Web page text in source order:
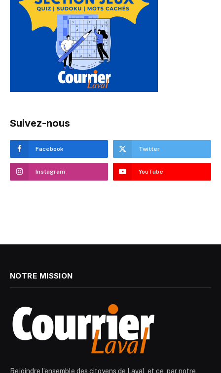
Suivez-nous
Facebook Twitter
Instagram YouTube
NOTRE MISSION
Rejoindre l’ensemble des citoyens de Laval, et ce, par notre